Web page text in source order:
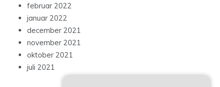
februar 2022
januar 2022
december 2021
november 2021
oktober 2021
juli 2021